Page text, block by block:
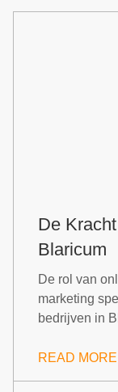
De
Blaricum
De rol van
marketing
bedrijven in
READ